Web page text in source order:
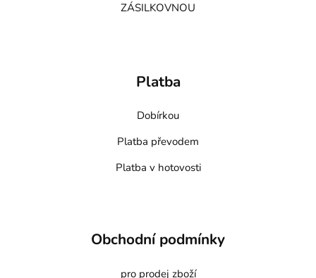
ZÁSILKOVNOU
Platba
Dobírkou
Platba převodem
Platba v hotovosti
Obchodní podmínky
pro prodej zboží